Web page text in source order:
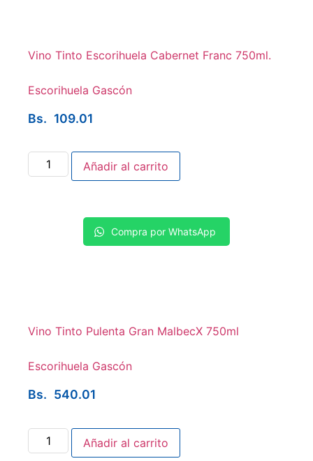
Vino Tinto Escorihuela Cabernet Franc 750ml.
Escorihuela Gascón
Bs. 109.01
Añadir al carrito
Compra por WhatsApp
Vino Tinto Pulenta Gran MalbecX 750ml
Escorihuela Gascón
Bs. 540.01
Añadir al carrito